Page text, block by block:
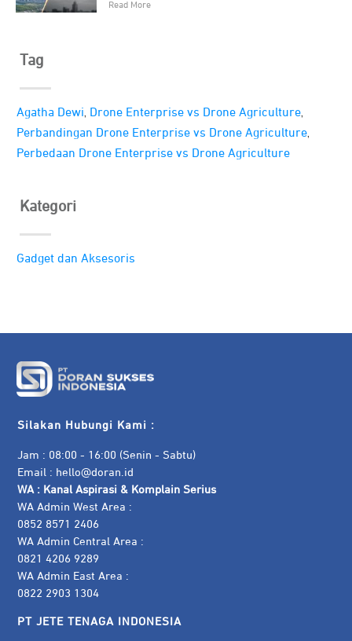
Read More
Tag
Agatha Dewi, Drone Enterprise vs Drone Agriculture,
Perbandingan Drone Enterprise vs Drone Agriculture,
Perbedaan Drone Enterprise vs Drone Agriculture
Kategori
Gadget dan Aksesoris
Silakan Hubungi Kami :
Jam : 08:00 - 16:00 (Senin - Sabtu)
Email : hello@doran.id
WA : Kanal Aspirasi & Komplain Serius
WA Admin West Area :
0852 8571 2406
WA Admin Central Area :
0821 4206 9289
WA Admin East Area :
0822 2903 1304
PT JETE TENAGA INDONESIA